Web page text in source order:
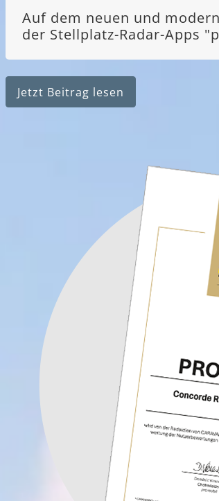
Auf dem neuen und
der Stellplatz-Radar-Apps
Jetzt Beitrag lesen